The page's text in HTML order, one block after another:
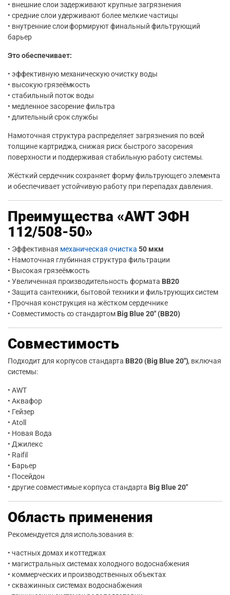
• внешние слои задерживают крупные загрязнения
• средние слои удерживают более мелкие частицы
• внутренние слои формируют финальный фильтрующий
барьер
Это обеспечивает:
• эффективную механическую очистку воды
• высокую грязеёмкость
• стабильный поток воды
• медленное засорение фильтра
• длительный срок службы
Намоточная структура распределяет загрязнения по всей
толщине картриджа, снижая риск быстрого засорения
поверхности и поддерживая стабильную работу системы.
Жёсткий сердечник сохраняет форму фильтрующего элемента
и обеспечивает устойчивую работу при перепадах давления.
Преимущества «AWT ЭФН
112/508-50»
• Эффективная механическая очистка 50 мкм
• Намоточная глубинная структура фильтрации
• Высокая грязеёмкость
• Увеличенная производительность формата BB20
• Защита сантехники, бытовой техники и фильтрующих систем
• Прочная конструкция на жёстком сердечнике
• Совместимость со стандартом Big Blue 20″ (BB20)
Совместимость
Подходит для корпусов стандарта BB20 (Big Blue 20″), включая
системы:
• AWT
• Аквафор
• Гейзер
• Atoll
• Новая Вода
• Джилекс
• Raifil
• Барьер
• Посейдон
• другие совместимые корпуса стандарта Big Blue 20″
Область применения
Рекомендуется для использования в:
• частных домах и коттеджах
• магистральных системах холодного водоснабжения
• коммерческих и производственных объектах
• скважинных системах водоснабжения